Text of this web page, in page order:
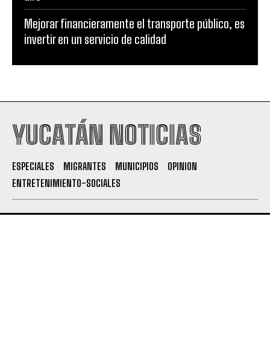
Mejorar financieramente el transporte público, es
invertir en un servicio de calidad
YUCATÁN NOTICIAS
ESPECIALES MIGRANTES MUNICIPIOS
OPINION
ENTRETENIMIENTO-SOCIALES